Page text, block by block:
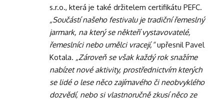
s.r.o., která je také držitelem certifikátu PEFC.
„Součástí našeho festivalu je tradiční řemeslný
jarmark, na který se někteří vystavovatelé,
řemeslníci nebo umělci vracejí,“upřesnil Pavel
Kotala. „Zároveň se však každý rok snažíme
nabízet nové aktivity, prostřednictvím kterých
se lidé o lese něco zajímavého či neobvyklého
dozvědí, nebo si vlastnoručně zkusí něco ze